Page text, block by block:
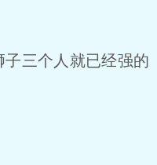
三个人就已经强的